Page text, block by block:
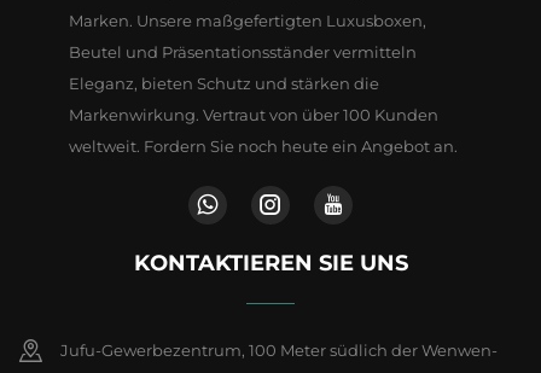
Marken. Unsere maßgefertigten Luxusboxen,
Beutel und Präsentationsständer vermitteln
Eleganz, bieten Schutz und stärken die
Markenwirkung. Vertraut von über 100 Kunden
weltweit. Fordern Sie noch heute ein Angebot an.
KONTAKTIEREN SIE UNS
Jufu-Gewerbezentrum, 100 Meter südlich der Wenwen-